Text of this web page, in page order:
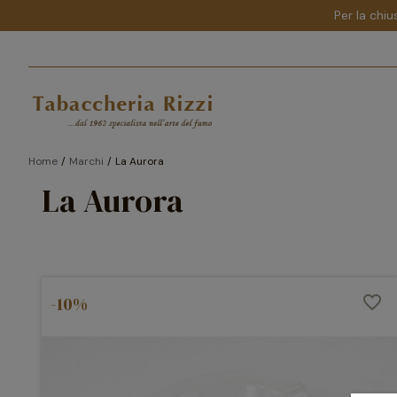
Per la
Home Marchi La Aurora
La Aurora
-10% favorite_border